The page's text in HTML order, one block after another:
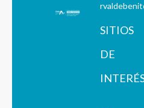
SITIOS
DE